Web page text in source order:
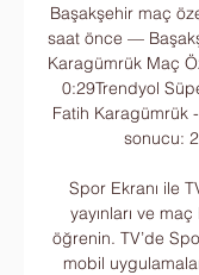
Başakşehir maç
saat önce —
Karagümrük Maç
0:29Trendyol
Fatih Karagümrük
sonucu:
Spor Ekranı ile
yayınları ve
öğrenin. TV’de
mobil